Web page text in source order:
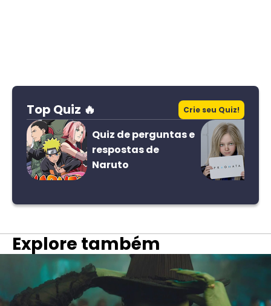
Top Quiz 🔥 Crie seu Quiz!
Quiz de perguntas e
respostas de
Naruto
Explore também